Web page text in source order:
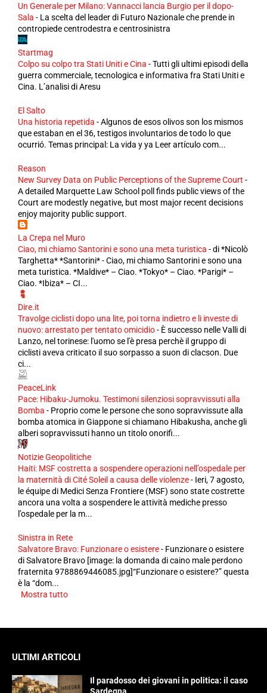
Un Generale per Milano: Vannacci lancia Burgio per il dopo-
Sala - La scelta del leader di Futuro Nazionale che prende in
contropiede centrodestra e centrosinistra
Startmag
Colpo su colpo tra Stati Uniti e Cina -Tutti gli ultimi episodi della
guerra commerciale, tecnologica e informativa fra Stati Uniti e
Cina. L’analisi di Aresu
El Salto
Una historia repetida -Algunos de esos olivos son los mismos
que estaban en el 36, testigos involuntarios de todo lo que
ocurrió. Temas principal: La vida y ya Leer artículo com...
Reason
New Survey Data on Public Perceptions of the Supreme Court -
A detailed Marquette Law School poll finds public views of the
Court are modestly negative, but most major recent decisions
enjoy majority public support.
La Crepa nel Muro
Ciao, mi chiamo Santorini e sono una meta turistica -di *Nicolò
Targhetta* *Santorini* - Ciao, mi chiamo Santorini e sono una
meta turistica. *Maldive* – Ciao. *Tokyo* – Ciao. *Parigi* –
Ciao. *Ibiza* – CI...
Dire.it
Travolge ciclisti dopo una lite, poi torna indietro e li investe di
nuovo: arrestato per tentato omicidio- È successo nelle Valli di
Lanzo, nel torinese: l'uomo se l'è presa perchè il gruppo di
ciclisti aveva criticato il suo sorpasso a suon di clacson. Due
ci...
PeaceLink
Pace: Hibaku-Jumoku. Testimoni silenziosi sopravvissuti alla
Bomba - Proprio come le persone che sono sopravvissute alla
bomba atomica in Giappone si chiamano Hibakusha, anche gli
alberi sopravvissuti hanno un titolo onorifi...
Notizie Geopolitiche
Haiti: MSF costretta a sospendere operazioni nell’ospedale per
la maternità di Cité Soleil a causa delle violenze- Ieri, 7 agosto,
le équipe di Medici Senza Frontiere (MSF) sono state costrette
ancora una volta a sospendere le attività mediche presso
l’ospedale per la m...
Sinistra in Rete
Salvatore Bravo: Funzionare o esistere- Funzionare o esistere
di Salvatore Bravo [image: la domanda di caino male perdono
fraternita 9788869446085.jpg]“Funzionare o esistere?” questa
è la “dom...
Mostra tutto
ULTIMI ARTICOLI
Il paradosso dei giovani in politica: il caso
Sardegna